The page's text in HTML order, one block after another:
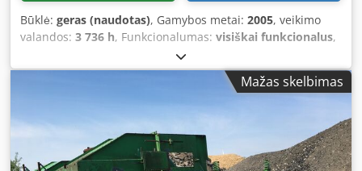
Būklė: geras (naudotas), Gamybos metai: 2005, veikimo
valandos: 3 736 h, Funkcionalumas: visiškai funkcionalus,
, Parduodama: Westeria
Windzifter. Tipas: WS Raupe Darbo valandos: 3736 Geros
darbinės būklės. Metai: 2005. Visiškai mobilus ant gerų
vikšrų. Su generatoriumi. Dcedpfxezbk U Te Ac Hjk
Paruoštas naudojimui. Paieškos žodžiai: Perdirbimas,
atliekos, rūšiavimas, vėjo sietas, sietas, sijojimas, vėjo
separatorius, vikšrai, generatorius, grupė, mobilus
Mažas skelbimas